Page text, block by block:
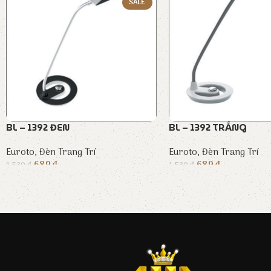
BL – 1392 ĐEN
Euroto,Đèn Trang Trí
1.530 ₫ 689₫
BL – 1392 TRẮNG
Euroto, Đèn Trang Trí
1.530 ₫ 689₫